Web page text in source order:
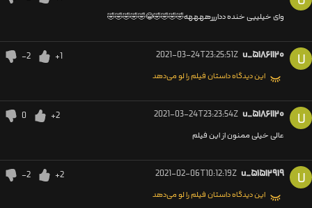
وای خیلییی خنده ددارررههههه🤣🤣🤣🤣😂🤣🤣🤣🤣🤣
U u_۵۱۸۶۱۱۲۰ 2021-03-24T23:25:51Z
+1
-2
این دیدگاه داستان فیلم را لو می‌دهد
U u_۵۱۸۶۱۱۲۰ 2021-03-24T23:23:54Z
+2
0
عالی خیلی ممنون از این فیلم
U u_۵۱۵۱۲۹۱۹ 2021-02-06T10:12:19Z
+2
-2
این دیدگاه داستان فیلم را لو می‌دهد